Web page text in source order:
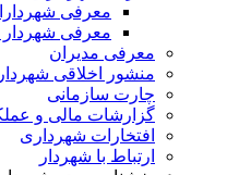
معرفی
معرفی شهردار
معرفی مدیران
منشور اخلاقی
چارت سازمانی
گزارشات مالی و
افتخارات شهرداری
ارتباط با شهردار